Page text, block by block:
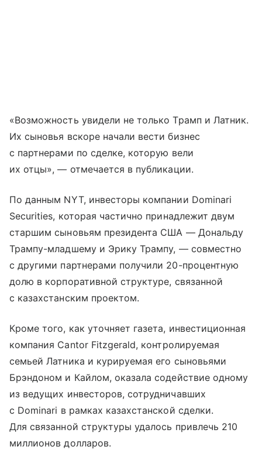
«Возможность увидели не только Трамп и Латник.
Их сыновья вскоре начали вести бизнес
с партнерами по сделке, которую вели
их отцы», — отмечается в публикации.
По данным NYT, инвесторы компании Dominari
Securities, которая частично принадлежит двум
старшим сыновьям президента США — Дональду
Трампу-младшему и Эрику Трампу, — совместно
с другими партнерами получили 20-процентную
долю в корпоративной структуре, связанной
с казахстанским проектом.
Кроме того, как уточняет газета, инвестиционная
компания Cantor Fitzgerald, контролируемая
семьей Латника и курируемая его сыновьями
Брэндоном и Кайлом, оказала содействие одному
из ведущих инвесторов, сотрудничавших
с Dominari в рамках казахстанской сделки.
Для связанной структуры удалось привлечь 210
миллионов долларов.